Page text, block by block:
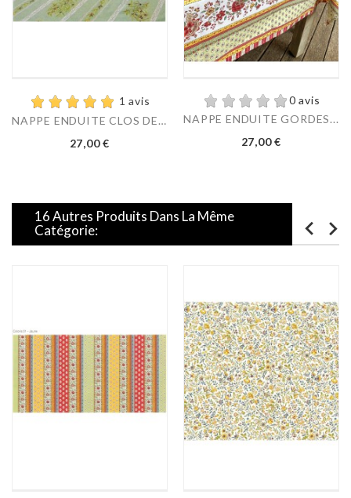
1 avis
NAPPE ENDUITE CLOS DES...
Prix
27,00 €
0 avis
NAPPE ENDUITE GORDES...
Prix
27,00 €
16 Autres Produits Dans La Même
Catégorie: